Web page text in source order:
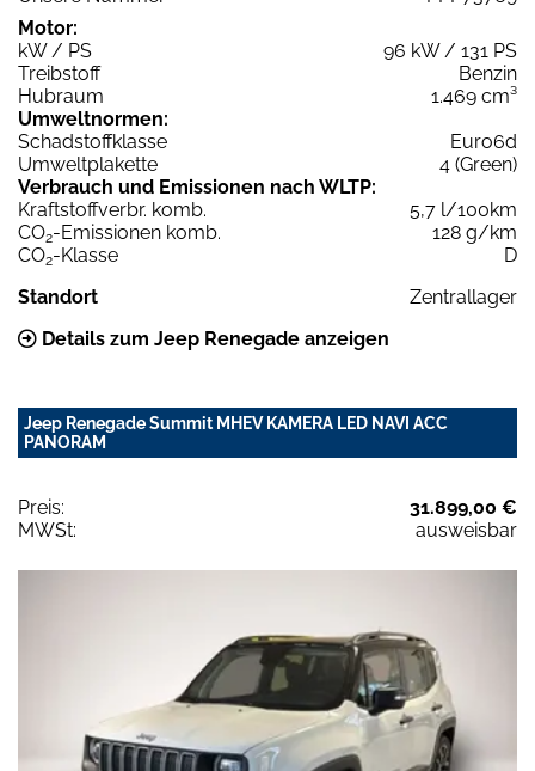
Motor:
kW / PS
96 kW / 131 PS
Treibstoff
Benzin
Hubraum
1.469 cm³
Umweltnormen:
Schadstoffklasse
Euro6d
Umweltplakette
4 (Green)
Verbrauch und Emissionen nach WLTP:
Kraftstoffverbr. komb.
5,7 l/100km
CO2-Emissionen komb.
128 g/km
CO2-Klasse
D
Standort
Zentrallager
Details zum Jeep Renegade anzeigen
Jeep Renegade Summit MHEV KAMERA LED NAVI ACC
PANORAM
Preis:
31.899,00 €
MWSt:
ausweisbar